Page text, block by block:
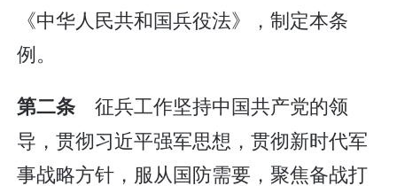
《中华人民共和国兵役法》，制定本条
例。
第二条 征兵工作坚持中国共产党的领
导，贯彻习近平强军思想，贯彻新时代军
事战略方针，服从国防需要，聚焦备战打